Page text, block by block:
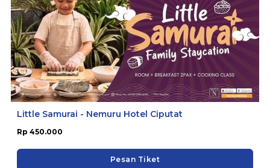
Little Samurai - Nemuru Hotel Ciputat
Rp 450.000
Pesan Tiket